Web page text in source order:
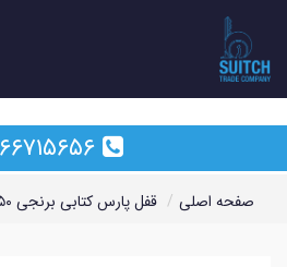
محتوای
اصلی
صفحه اصلی قفل پارس کتابی برنجی ۹۵۰ روکش دار کلید معمولی